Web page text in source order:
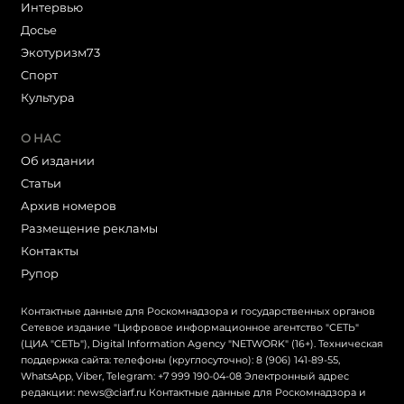
Интервью
Досье
Экотуризм73
Cпорт
Культура
О НАС
Об издании
Статьи
Архив номеров
Размещение рекламы
Контакты
Рупор
Контактные данные для Роскомнадзора и государственных органов
Сетевое издание "Цифровое информационное агентство "СЕТЬ"
(ЦИА "СЕТЬ"), Digital Information Agency "NETWORK" (16+). Техническая
поддержка сайта: телефоны (круглосуточно): 8 (906) 141-89-55,
WhatsApp, Viber, Telegram: +7 999 190-04-08 Электронный адрес
редакции: news@ciarf.ru Контактные данные для Роскомнадзора и